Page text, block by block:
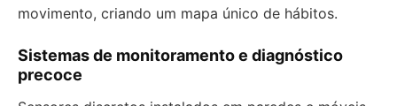
movimento, criando um mapa único de hábitos.
Sistemas de monitoramento e diagnóstico
precoce